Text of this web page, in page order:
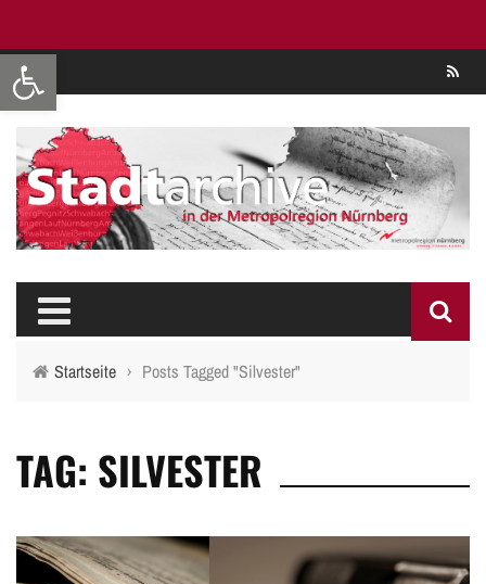
Werkzeugleiste öffnen
Startseite › Posts Tagged "Silvester"
TAG: SILVESTER